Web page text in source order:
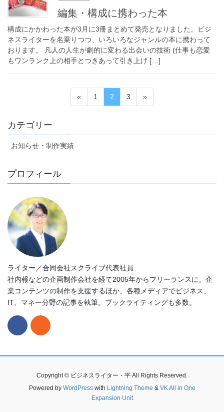
編集・構成に携わった本
構成にかかわった本が3月に3冊まとめて発売となりました。ビジ
ネスライターを名乗りつつ、いろいろなジャンルの本に携わって
おります。 凡人の人生が劇的に変わる出会いの技術 (仕事も恋愛
もワンランク上の相手とつきあって引き上げ […]
の
ペ
ー
ジ
送
«
固
定
1
固
定
2
固
定
3 »
カテゴリー
お知らせ・制作実績
プロフィール
ライター／合同会社スクライブ代表社員
社内報などの企画制作会社を経て2005年からフリーランスに。企
業コンテンツの制作を支援するほか、各種メディアでビジネス、
IT、マネー分野の記事を執筆。ブックライティングも多数。
Copyright © ビジネスライター・平 All Rights Reserved.
Powered by WordPresswith Lightning Theme & VK All in One
Expansion Unit